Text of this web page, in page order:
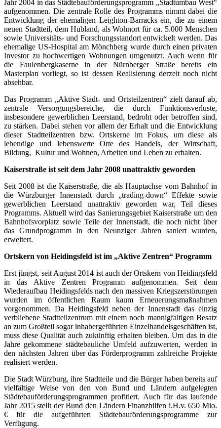
Jahr 2004 in das Städtebauförderungsprogramm „Stadtumbau West“
aufgenommen. Die zentrale Rolle des Programms nimmt dabei die
Entwicklung der ehemaligen Leighton-Barracks ein, die zu einem
neuen Stadtteil, dem Hubland, als Wohnort für ca. 5.000 Menschen
sowie Universitäts- und Forschungsstandort entwickelt werden. Das
ehemalige US-Hospital am Mönchberg wurde durch einen privaten
Investor zu hochwertigen Wohnungen umgenutzt. Auch wenn für
die Faulenbergkaserne in der Nürnberger Straße bereits ein
Masterplan vorliegt, so ist dessen Realisierung derzeit noch nicht
absehbar.
Das Programm „Aktive Stadt- und Ortsteilzentren“ zielt darauf ab,
zentrale Versorgungsbereiche, die durch Funktionsverluste,
insbesondere gewerblichen Leerstand, bedroht oder betroffen sind,
zu stärken. Dabei stehen vor allem der Erhalt und die Entwicklung
dieser Stadtteilzentren bzw. Ortskerne im Fokus, um diese als
lebendige und lebenswerte Orte des Handels, der Wirtschaft,
Bildung, Kultur und Wohnen, Arbeiten und Leben zu erhalten.
Kaiserstraße ist seit dem Jahr 2008 unattraktiv geworden
Seit 2008 ist die Kaiserstraße, die als Hauptachse vom Bahnhof in
die Würzburger Innenstadt durch „trading-down“ Effekte sowie
gewerblichen Leerstand unattraktiv geworden war, Teil dieses
Programms. Aktuell wird das Sanierungsgebiet Kaiserstraße um den
Bahnhofsvorplatz sowie Teile der Innenstadt, die noch nicht über
das Grundprogramm in den Neunziger Jahren saniert wurden,
erweitert.
Ortskern von Heidingsfeld ist im „Aktive Zentren“ Programm
Erst jüngst, seit August 2014 ist auch der Ortskern von Heidingsfeld
in das Aktive Zentren Programm aufgenommen. Seit dem
Wiederaufbau Heidingsfelds nach den massiven Kriegszerstörungen
wurden im öffentlichen Raum kaum Erneuerungsmaßnahmen
vorgenommen. Da Heidingsfeld neben der Innenstadt das einzig
verbliebene Stadtteilzentrum mit einem noch mannigfaltigen Besatz
an zum Großteil sogar inhabergeführten Einzelhandelsgeschäften ist,
muss diese Qualität auch zukünftig erhalten bleiben. Um das in die
Jahre gekommene städtebauliche Umfeld aufzuwerten, werden in
den nächsten Jahren über das Förderprogramm zahlreiche Projekte
realisiert werden.
Die Stadt Würzburg, ihre Stadtteile und die Bürger haben bereits auf
vielfältige Weise von den von Bund und Ländern aufgelegten
Städtebauförderungsprogrammen profitiert. Auch für das laufende
Jahr 2015 stellt der Bund den Ländern Finanzhilfen i.H.v. 650 Mio.
€ für die aufgeführten Städtebauförderungsprogramme zur
Verfügung.